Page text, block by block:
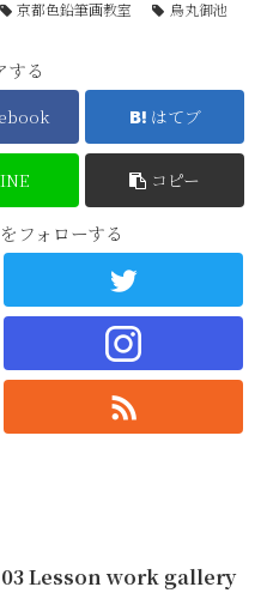
京都色鉛筆画教室 烏丸御池
する
はてブ
コピー
フォローする
Lesson work gallery